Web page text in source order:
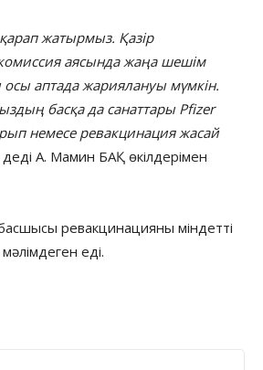
қарап жатырмыз. Қазір
аясында жаңа шешім
осы аптада жариялануы мүмкін.
басқа да санаттары Pfizer
немесе ревакцинация жасай
деді А. Мамин БАҚ өкілдерімен
ревакцинацияны міндетті
еді.